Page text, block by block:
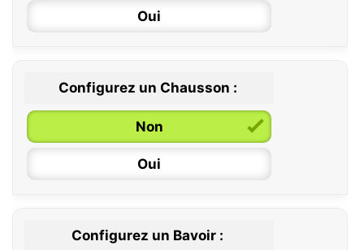
Oui
0 / 6 mois
6 / 12 mois
12 / 18 mois
Configurez un Chausson :
Non
Oui
Configurez un Bavoir :